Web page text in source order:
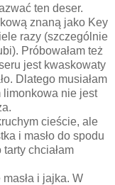
ten deser.
znaną jako Key
razy (szczególnie
Próbowałam też
jest kwaskowaty
Dlatego musiałam
limonkowa nie jest
cieście, ale
i masło do spodu
chciałam
i jajka. W